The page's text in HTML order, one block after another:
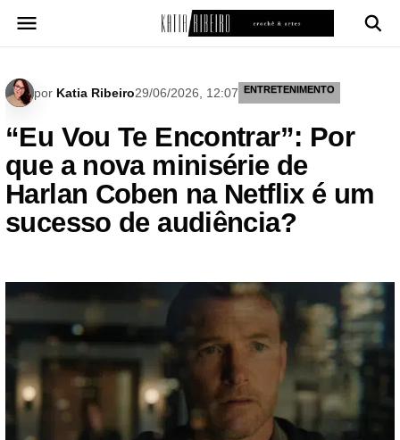
para
por Katia Ribeiro29/06/2026, 12:07 ENTRETENIMENTO
“Eu Vou Te Encontrar”: Por
que a nova minisérie de
Harlan Coben na Netflix é um
sucesso de audiência?